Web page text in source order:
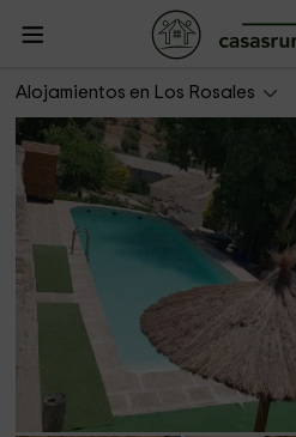
Alojamientos en Los Rosales
Cortijo El Chorreadero - Casa Peña